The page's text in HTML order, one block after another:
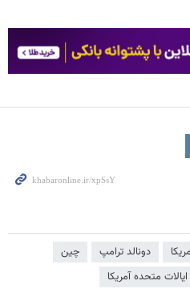
دونالد ترامپ
چین
ایالات متحده آمریکا